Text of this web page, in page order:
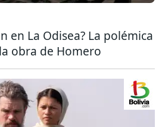
en La Odisea? La polémica
obra de Homero